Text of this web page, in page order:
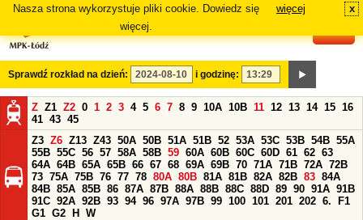
Nasza strona wykorzystuje pliki cookie. Dowiedz się
więcej.
więcej x
Sprawdź rozkład na dzień: i godzinę:
Z Z1 Z2 0 1 2 3 4 5 6 7 8 9 10A 10B 11 12 13 14 15 16
41 43 45
Z3 Z6 Z13 Z43 50A 50B 51A 51B 52 53A 53C 53B 54B 55A
55B 55C 56 57 58A 58B 59 60A 60B 60C 60D 61 62 63
64A 64B 65A 65B 66 67 68 69A 69B 70 71A 71B 72A 72B
73 75A 75B 76 77 78 80A 80B 81A 81B 82A 82B 83 84A
84B 85A 85B 86 87A 87B 88A 88B 88C 88D 89 90 91A 91B
91C 92A 92B 93 94 96 97A 97B 99 100 101 201 202 6.
F1
G1 G2 H
W